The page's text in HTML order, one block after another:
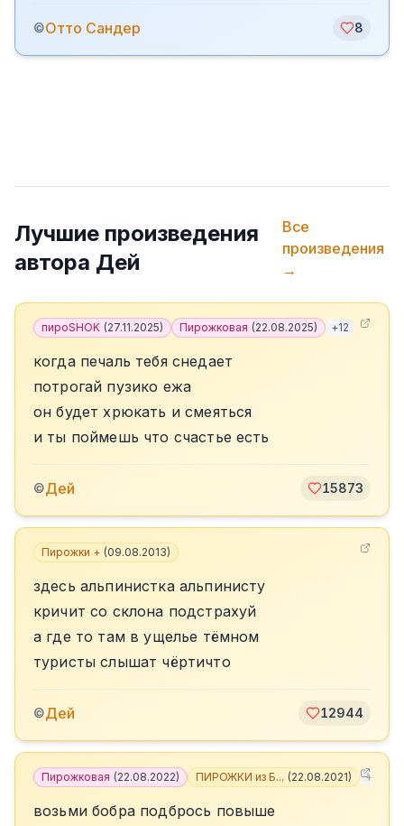
©Отто Сандер 8
Лучшие произведения
автора Дей
Все
произведения
→
пироSHOK (27.11.2025) Пирожковая (22.08.2025) +12
когда печаль тебя снедает
потрогай пузико ежа
он будет хрюкать и смеяться
и ты поймешь что счастье есть
©Дей 15873
Пирожки + (09.08.2013)
здесь альпинистка альпинисту
кричит со склона подстрахуй
а где то там в ущелье тёмном
туристы слышат чёртичто
©Дей 12944
Пирожковая (22.08.2022) ПИРОЖКИ из Б... (22.08.2021) +
возьми бобра подбрось повыше